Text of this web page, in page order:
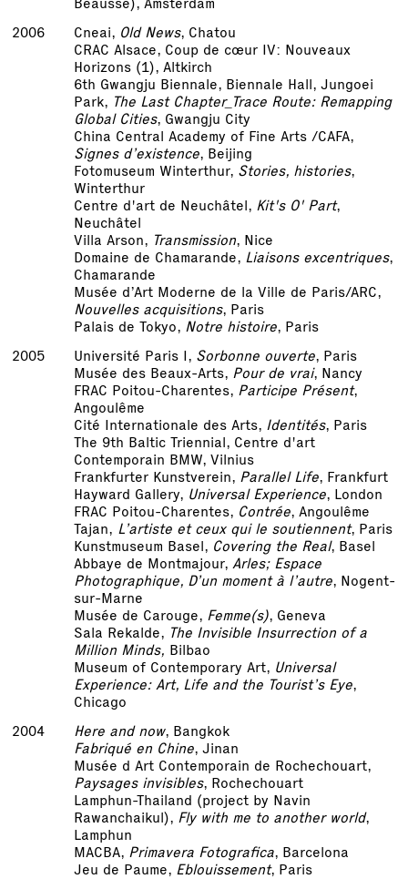
2006
Cneai, Old News, Chatou
CRAC Alsace, Coup de cœur IV: Nouveaux
Horizons (1), Altkirch
6th Gwangju Biennale, Biennale Hall, Jungoei
Park, The Last Chapter_Trace Route: Remapping
Global Cities, Gwangju City
China Central Academy of Fine Arts /CAFA,
Signes d’existence, Beijing
Fotomuseum Winterthur, Stories, histories,
Winterthur
Centre d'art de Neuchâtel, Kit's O' Part,
Neuchâtel
Villa Arson, Transmission, Nice
Domaine de Chamarande, Liaisons excentriques,
Chamarande
Musée d’Art Moderne de la Ville de Paris/ARC,
Nouvelles acquisitions, Paris
Palais de Tokyo, Notre histoire, Paris
2005
Université Paris I, Sorbonne ouverte, Paris
Musée des Beaux-Arts, Pour de vrai, Nancy
FRAC Poitou-Charentes, Participe Présent,
Angoulême
Cité Internationale des Arts, Identités, Paris
The 9th Baltic Triennial, Centre d'art
Contemporain BMW, Vilnius
Frankfurter Kunstverein, Parallel Life, Frankfurt
Hayward Gallery, Universal Experience, London
FRAC Poitou-Charentes, Contrée, Angoulême
Tajan, L’artiste et ceux qui le soutiennent, Paris
Kunstmuseum Basel, Covering the Real, Basel
Abbaye de Montmajour,Arles; Espace
Photographique, D’un moment à l’autre, Nogent-
sur-Marne
Musée de Carouge, Femme(s), Geneva
Sala Rekalde, The Invisible Insurrection of a
Million Minds, Bilbao
Museum of Contemporary Art, Universal
Experience: Art, Life and the Tourist’s Eye,
Chicago
2004
Here and now, Bangkok
Fabriqué en Chine, Jinan
Musée d Art Contemporain de Rochechouart,
Paysages invisibles, Rochechouart
Lamphun-Thailand (project by Navin
Rawanchaikul), Fly with me to another world,
Lamphun
MACBA, Primavera Fotografica, Barcelona
Jeu de Paume, Eblouissement, Paris